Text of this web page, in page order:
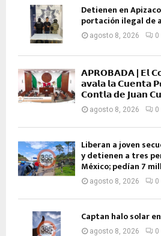
Detienen en
portación ilegal de
agosto 8, 2026 0
𝗔𝗣𝗥𝗢𝗕𝗔𝗗𝗔 | 𝗘𝗹
𝗮𝘃𝗮𝗹𝗮 𝗹𝗮 𝗖𝘂𝗲𝗻𝘁𝗮
𝗖𝗼𝗻𝘁𝗹𝗮 𝗱𝗲 𝗝𝘂𝗮𝗻
agosto 8, 2026 0
Liberan a joven
y detienen a tres
México; pedían 7
agosto 8, 2026 0
Captan halo solar
agosto 8, 2026 0